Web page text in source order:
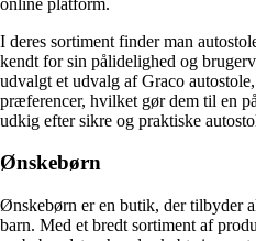
I deres sortiment finder man
kendt for sin pålidelighed og
udvalgt et udvalg af Graco
præferencer, hvilket gør dem til en
udkig efter sikre og praktiske
Ønskebørn
Ønskebørn er en butik, der tilbyder
barn. Med et bredt sortiment af